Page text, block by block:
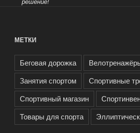
МЕТКИ
Беговая дорожка
Занятия спортом
Спортивные
Спортивный магазин
Товары для спорта